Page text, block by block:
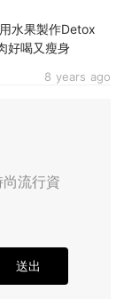
8 years ago
水果製作Detox
好喝又瘦身
流行資
送出